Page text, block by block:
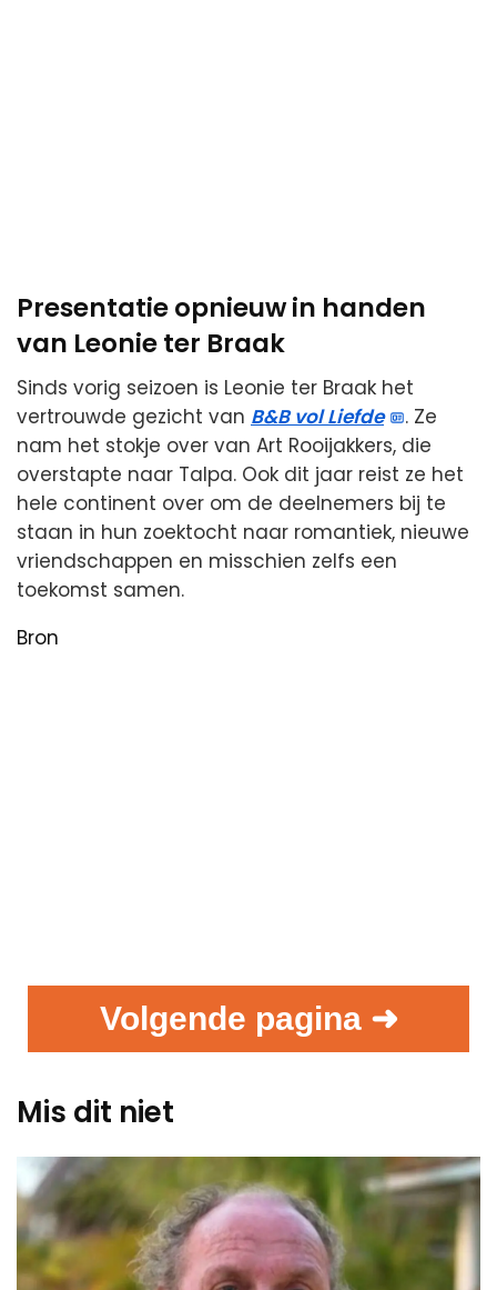
Presentatie opnieuw in handen
van Leonie ter Braak
Sinds vorig seizoen is Leonie ter Braak het
vertrouwde gezicht van B&B vol Liefde
. Ze
nam het stokje over van Art Rooijakkers, die
overstapte naar Talpa. Ook dit jaar reist ze het
hele continent over om de deelnemers bij te
staan in hun zoektocht naar romantiek, nieuwe
vriendschappen en misschien zelfs een
toekomst samen.
Bron
Volgende pagina ➜
Mis dit niet